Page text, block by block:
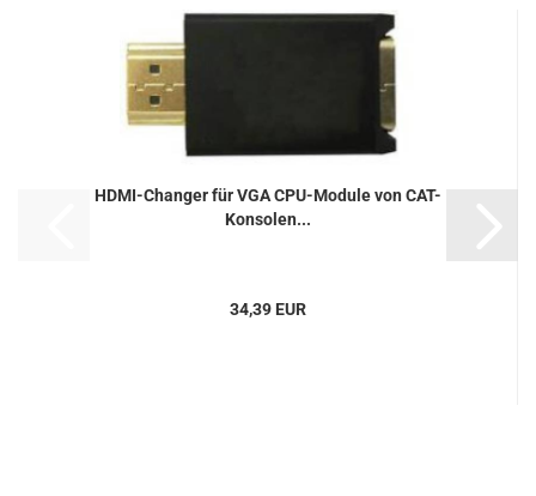
HDMI-Changer für VGA CPU-Module von CAT-
Konsolen...
34,39 EUR